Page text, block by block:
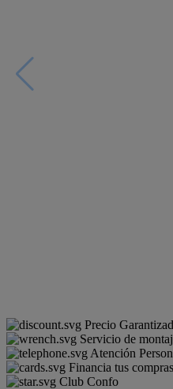
Precio
Servicio de
Atención
Financia tus
Club Confo